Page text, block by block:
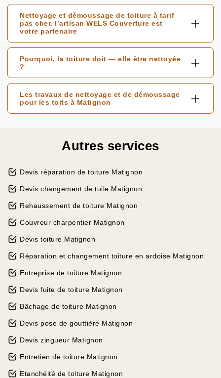
Nettoyage et démoussage de toiture à tarif
pas cher. l’artisan WELS Couverture est
votre partenaire
Pourquoi, la toiture doit — elle être nettoyée
?
Les travaux de nettoyage et de démoussage
pour les toits à Matignon
Autres services
Devis réparation de toiture Matignon
Devis changement de tuile Matignon
Rehaussement de toiture Matignon
Couvreur charpentier Matignon
Devis toiture Matignon
Réparation et changement toiture en ardoise Matignon
Entreprise de toiture Matignon
Devis fuite de toiture Matignon
Bâchage de toiture Matignon
Devis pose de gouttière Matignon
Devis zingueur Matignon
Entretien de toiture Matignon
Etanchéité de toiture Matignon